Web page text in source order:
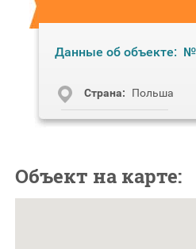
Данные об объекте: №
Cтрана: Польша
Объект на карте: